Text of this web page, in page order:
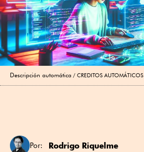
Descripción automática CREDITOS AUTOMÁTICOS
Por: Rodrigo Riquelme